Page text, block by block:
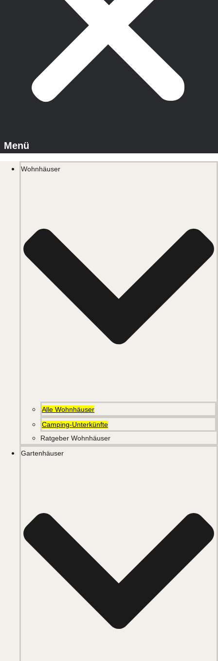
Wohnhäuser
Alle Wohnhäuser
Camping-Unterkünfte
Ratgeber Wohnhäuser
Gartenhäuser